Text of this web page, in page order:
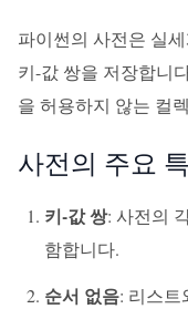
파이썬의 사전은 실
키-값 쌍을 저장합니
을 허용하지 않는 컬
사전의 주요
키-값 쌍: 사전의
함합니다.
순서 없음: 리스트